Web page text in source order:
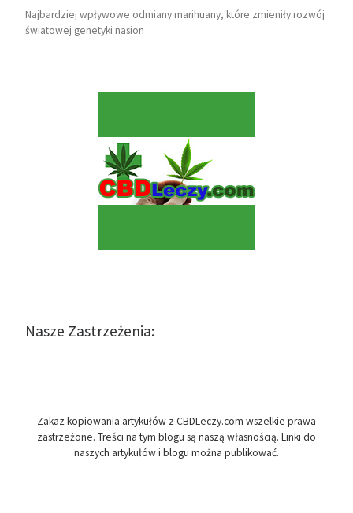
Najbardziej wpływowe odmiany marihuany, które zmieniły rozwój
światowej genetyki nasion
Nasze Zastrzeżenia:
Zakaz kopiowania artykułów z CBDLeczy.com wszelkie prawa
zastrzeżone. Treści na tym blogu są naszą własnością. Linki do
naszych artykułów i blogu można publikować.